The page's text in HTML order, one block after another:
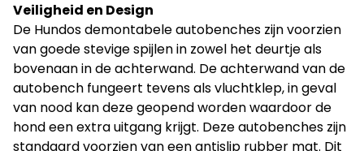
Veiligheid en Design
De Hundos demontabele autobenches zijn voorzien
van goede stevige spijlen in zowel het deurtje als
bovenaan in de achterwand. De achterwand van de
autobench fungeert tevens als vluchtklep, in geval
van nood kan deze geopend worden waardoor de
hond een extra uitgang krijgt. Deze autobenches zijn
standaard voorzien van een antislip rubber mat. Dit